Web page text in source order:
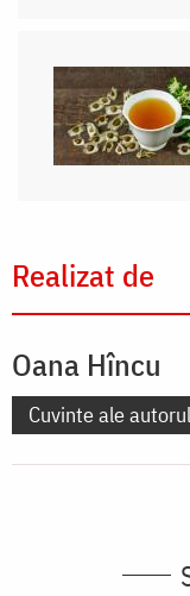
Realizat de
Oana Hîncu
Cuvinte ale